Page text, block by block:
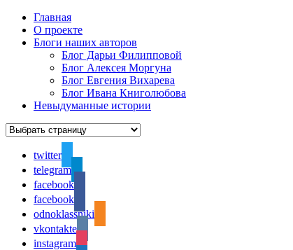
Главная
О проекте
Блоги наших авторов
Блог Дарьи Филипповой
Блог Алексея Моргуна
Блог Евгения Вихарева
Блог Ивана Книголюбова
Невыдуманные истории
twitter
telegram
facebook
facebook
odnoklassniki
vkontakte
instagram